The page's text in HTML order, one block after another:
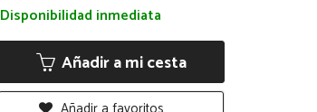
Disponibilidad inmediata
Añadir a mi cesta